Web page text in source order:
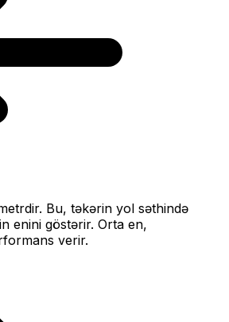
Bu, təkərin yol səthində
enini göstərir. Orta en,
verir.